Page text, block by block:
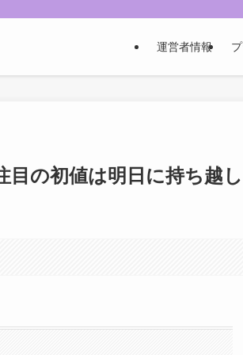
運営者情報
目の初値は明日に持ち越し